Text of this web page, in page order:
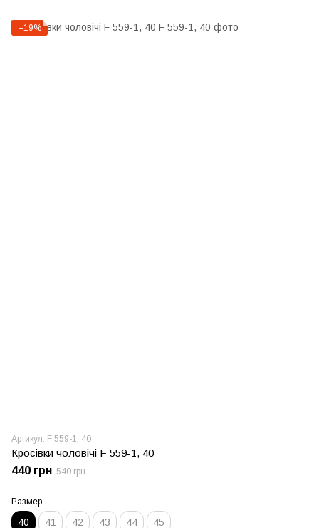
−19%
Артикул: F 559-1, 40
Кросівки чоловічі F 559-1, 40
440 грн 540 грн
Размер
40 41 42 43 44 45